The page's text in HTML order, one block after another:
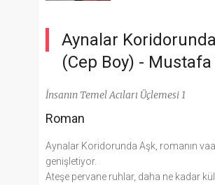
Aynalar
(Cep Boy) - Mustafa
İnsanın Temel Acıları Üçlemesi 1
Roman
Aynalar Koridorunda Aşk, romanın
genişletiyor.
Ateşe pervane ruhlar, daha ne kadar